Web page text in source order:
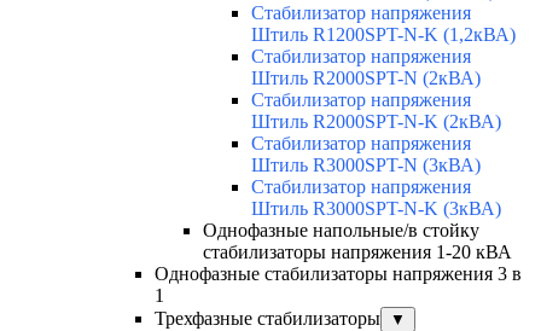
Стабилизатор напряжения
Штиль R1200SPT-N-K (1,2кВА)
Стабилизатор напряжения
Штиль R2000SPT-N (2кВА)
Стабилизатор напряжения
Штиль R2000SPT-N-K (2кВА)
Стабилизатор напряжения
Штиль R3000SPT-N (3кВА)
Стабилизатор напряжения
Штиль R3000SPT-N-K (3кВА)
Однофазные напольные/в стойку
стабилизаторы напряжения 1-20 кВА
Однофазные стабилизаторы напряжения 3 в
1
Трехфазные стабилизаторы
▼